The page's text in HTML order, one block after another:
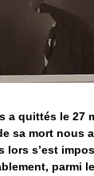
a quittés le 27
sa mort nous
lors s’est
parmi